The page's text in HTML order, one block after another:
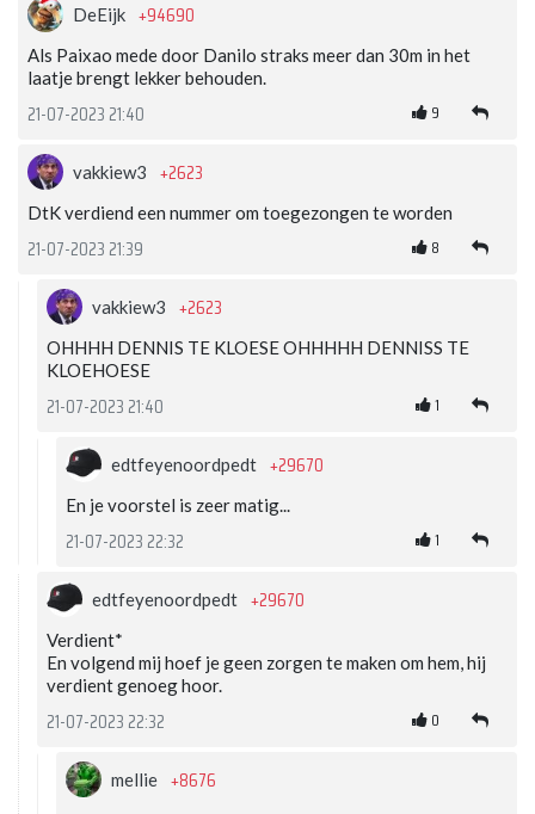
DeEijk +94690
Als Paixao mede door Danilo straks meer dan 30m in het
laatje brengt lekker behouden.
21-07-2023 21:40 9
vakkiew3 +2623
DtK verdiend een nummer om toegezongen te worden
21-07-2023 21:39 8
vakkiew3 +2623
OHHHH DENNIS TE KLOESE OHHHHH DENNISS TE
KLOEHOESE
21-07-2023 21:40 1
edtfeyenoordpedt +29670
En je voorstel is zeer matig...
21-07-2023 22:32 1
edtfeyenoordpedt +29670
Verdient*
En volgend mij hoef je geen zorgen te maken om hem, hij
verdient genoeg hoor.
21-07-2023 22:32 0
mellie +8676